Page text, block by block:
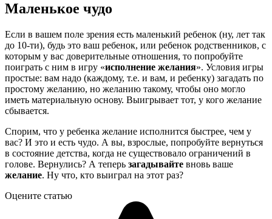
Маленькое чудо
Если в вашем поле зрения есть маленький ребенок (ну, лет так
до 10-ти), будь это ваш ребенок, или ребенок родственников, с
которым у вас доверительные отношения, то попробуйте
поиграть с ним в игру «исполнение желания». Условия игры
простые: вам надо (каждому, т.е. и вам, и ребенку) загадать по
простому желанию, но желанию такому, чтобы оно могло
иметь материальную основу. Выигрывает тот, у кого желание
сбывается.
Спорим, что у ребенка желание исполнится быстрее, чем у
вас? И это и есть чудо. А вы, взрослые, попробуйте вернуться
в состояние детства, когда не существовало ограничений в
голове. Вернулись? А теперь загадывайте вновь ваше
желание. Ну что, кто выиграл на этот раз?
Оцените статью